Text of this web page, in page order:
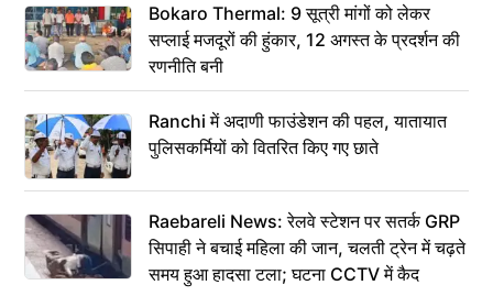
Bokaro Thermal: 9 सूत्री मांगों को लेकर
सप्लाई मजदूरों की हुंकार, 12 अगस्त के प्रदर्शन की
रणनीति बनी
Ranchi में अदाणी फाउंडेशन की पहल, यातायात
पुलिसकर्मियों को वितरित किए गए छाते
Raebareli News: रेलवे स्टेशन पर सतर्क GRP
सिपाही ने बचाई महिला की जान, चलती ट्रेन में चढ़ते
समय हुआ हादसा टला; घटना CCTV में कैद